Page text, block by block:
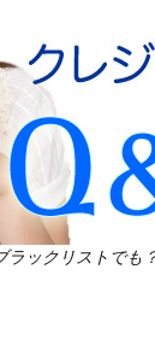
ラックリストでも